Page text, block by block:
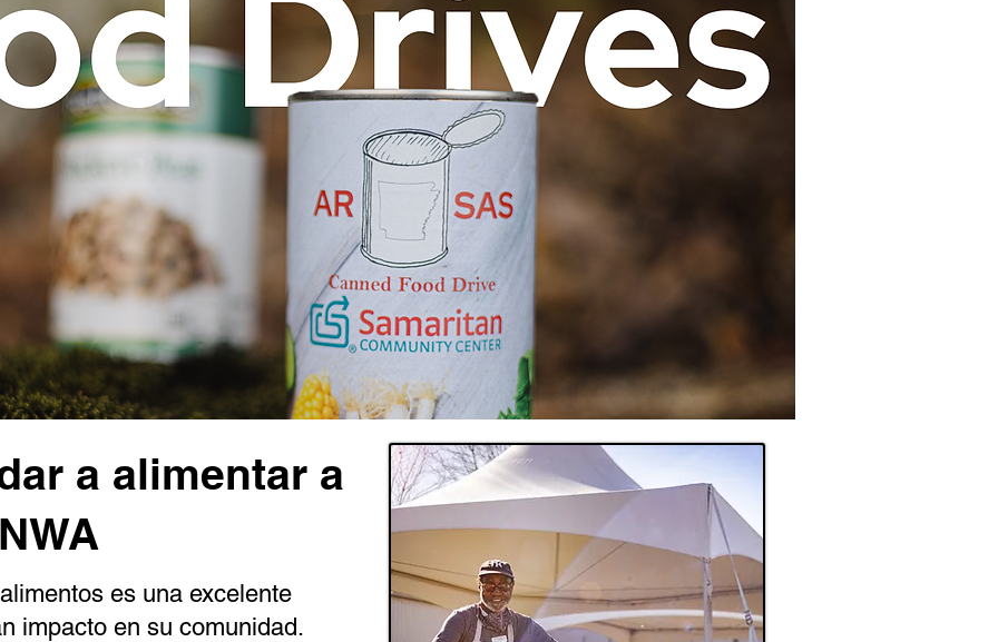
a alimentar a
es una excelente
impacto en su comunidad.